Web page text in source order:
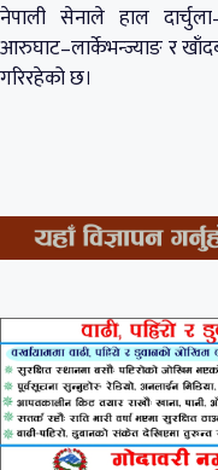
नेपाली सेनाले हाल
आरुघाट–लार्केभन्ज्याङ र
गरिरहेको छ।